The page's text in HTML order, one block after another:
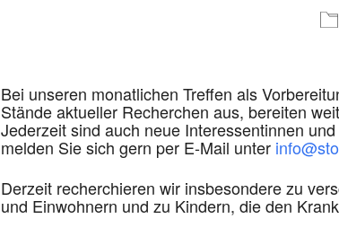
Bei unseren monatlichen Treffen als
Stände aktueller Recherchen aus, bereiten
Jederzeit sind auch neue Interessentinnen
melden Sie sich gern per E-Mail unter
Derzeit recherchieren wir insbesondere zu
und Einwohnern und zu Kindern, die den